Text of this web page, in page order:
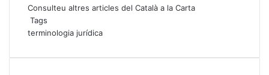
Consulteu altres articles del Català a la Carta
Tags
terminologia jurídica